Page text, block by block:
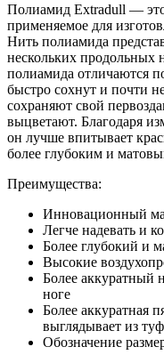
Полиамид Extradull — это
применяемое для
Нить полиамида
нескольких продольных
полиамида отличаются
быстро сохнут и почти
сохраняют свой
выцветают. Благодаря
он лучше впитывает
более глубоким и
Преимущества:
Инновационный
Легче надевать и
Более глубокий и
Высокие
Более аккуратный
ноге
Более аккуратная
выглядывает из
Обозначение